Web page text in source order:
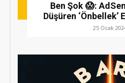
Ben Şok 😱:
Düşüren
25 Ocak